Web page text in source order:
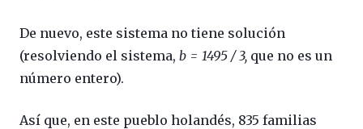
De nuevo, este sistema no tiene solución
(resolviendo el sistema, b = 1495 / 3, que no es un
número entero).
Así que, en este pueblo holandés, 835 familias